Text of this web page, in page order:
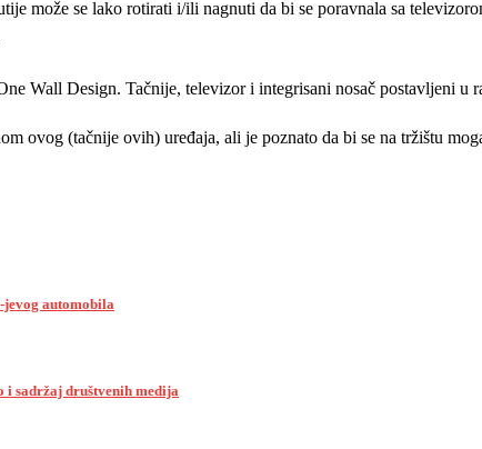
može se lako rotirati i/ili nagnuti da bi se poravnala sa
Wall Design. Tačnije, televizor i integrisani nosač postavljeni u
ovog (tačnije ovih) uređaja, ali je poznato da bi se na tržištu
jevog automobila
i sadržaj društvenih medija